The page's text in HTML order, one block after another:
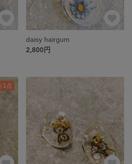
daisy hairgum
2,800円
1点